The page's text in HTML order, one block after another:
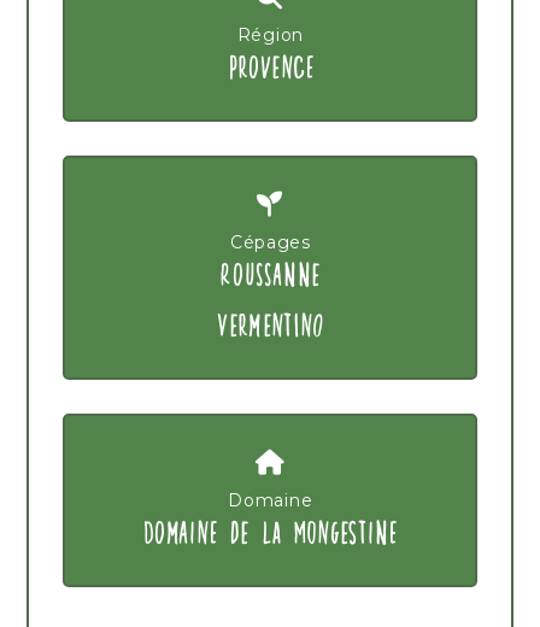
Région
PROVENCE
Cépages
ROUSSANNE
VERMENTINO
Domaine
DOMAINE DE LA MONGESTINE